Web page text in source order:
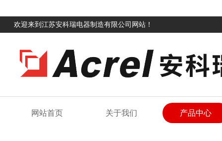
欢迎来到江苏安科瑞电器制造有限公司网站！
网站首页 关于我们 产品中心